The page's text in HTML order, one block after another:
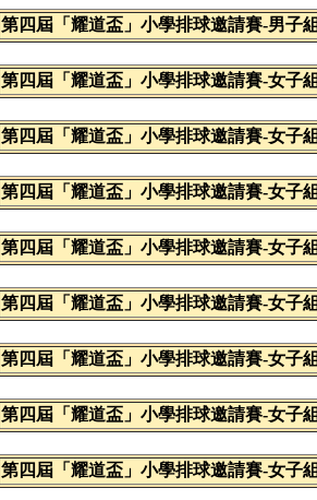
第四屆「耀道盃」小學排球邀請賽-男子
第四屆「耀道盃」小學排球邀請賽-女子
第四屆「耀道盃」小學排球邀請賽-女子
第四屆「耀道盃」小學排球邀請賽-女子
第四屆「耀道盃」小學排球邀請賽-女子
第四屆「耀道盃」小學排球邀請賽-女子
第四屆「耀道盃」小學排球邀請賽-女子
第四屆「耀道盃」小學排球邀請賽-女子
第四屆「耀道盃」小學排球邀請賽-女子